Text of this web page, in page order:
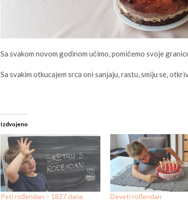
Sa svakom novom godinom učimo, pomičemo svoje
Sa svakim otkucajem srca oni sanjaju, rastu, smiju se,
Izdvojeno
Peti rođendan – 1827 dana Deveti rođendan